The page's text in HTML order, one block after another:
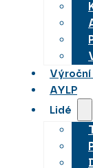
Výroční
AYLP
Lidé